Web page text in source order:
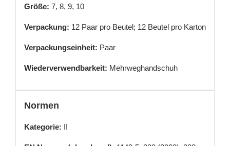
Größe: 7, 8, 9, 10
Verpackung: 12 Paar pro Beutel; 12 Beutel pro Karton
Verpackungseinheit: Paar
Wiederverwendbarkeit: Mehrweghandschuh
Normen
Kategorie: II